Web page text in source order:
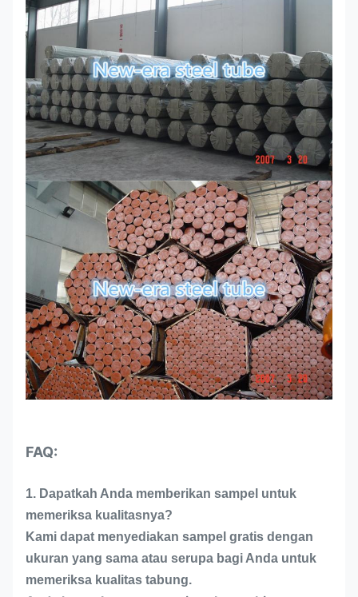
FAQ:
1. Dapatkah Anda memberikan sampel untuk
memeriksa kualitasnya?
Kami dapat menyediakan sampel gratis dengan
ukuran yang sama atau serupa bagi Anda untuk
memeriksa kualitas tabung.